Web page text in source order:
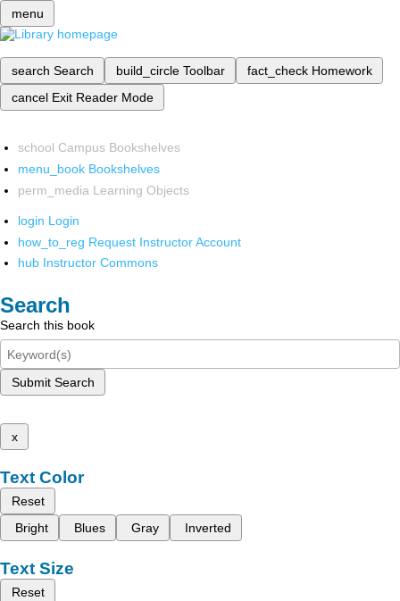
menu
search Search build_circle Toolbar fact_check Homework
cancel Exit Reader Mode
school Campus Bookshelves
menu_book Bookshelves
perm_media Learning Objects
login Login
how_to_reg Request Instructor Account
hub Instructor Commons
Search
Search this book
Submit Search
x
Text Color
Reset
Bright
Blues Gray Inverted
Text Size
Reset